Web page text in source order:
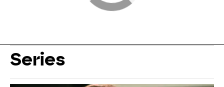
Series